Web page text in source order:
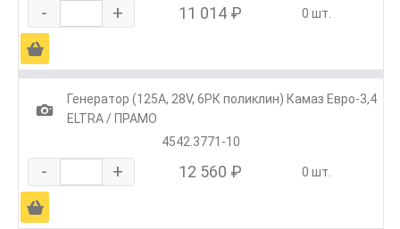
- + 11 014 ₽ 0 шт.
Ä
1
Генератор (125А, 28V, 6РК поликлин) Камаз Евро-3,4
ELTRA / ПРАМО
4542.3771-10
- + 12 560 ₽ 0 шт.
Ä